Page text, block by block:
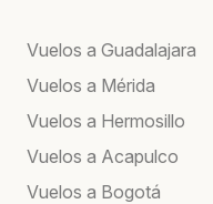
Vuelos a Guadalajara
Vuelos a Mérida
Vuelos a Hermosillo
Vuelos a Acapulco
Vuelos a Bogotá